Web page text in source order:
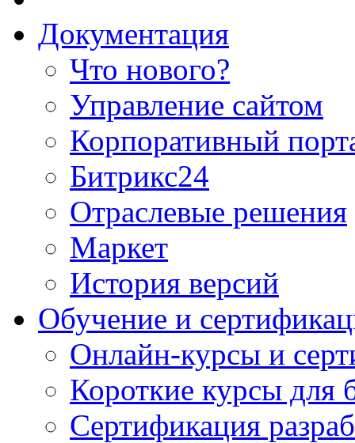
Документация
Что нового?
Управление сайтом
Корпоративный
Битрикс24
Отраслевые решения
Маркет
История версий
Обучение и
Онлайн-курсы и
Короткие курсы для
Сертификация